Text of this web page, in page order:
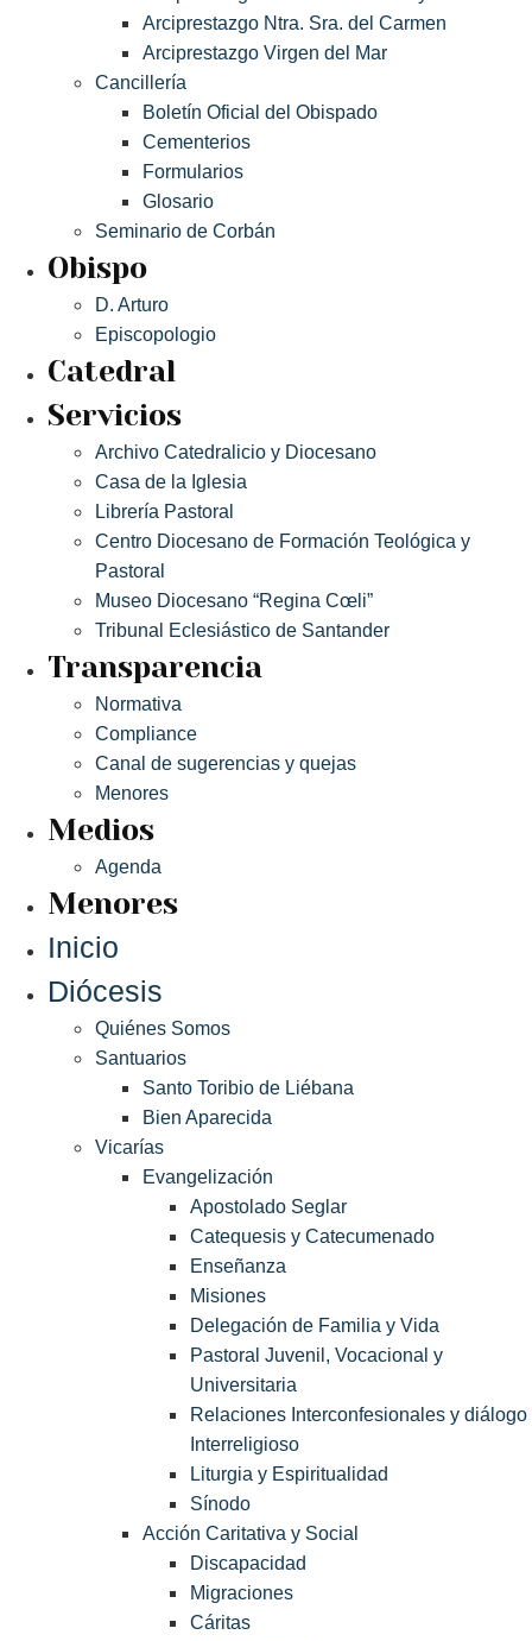
Arciprestazgo Ntra. Sra. del Carmen
Arciprestazgo Virgen del Mar
Cancillería
Boletín Oficial del Obispado
Cementerios
Formularios
Glosario
Seminario de Corbán
Obispo
D. Arturo
Episcopologio
Catedral
Servicios
Archivo Catedralicio y Diocesano
Casa de la Iglesia
Librería Pastoral
Centro Diocesano de Formación Teológica y
Pastoral
Museo Diocesano “Regina Cœli”
Tribunal Eclesiástico de Santander
Transparencia
Normativa
Compliance
Canal de sugerencias y quejas
Menores
Medios
Agenda
Menores
Inicio
Diócesis
Quiénes Somos
Santuarios
Santo Toribio de Liébana
Bien Aparecida
Vicarías
Evangelización
Apostolado Seglar
Catequesis y Catecumenado
Enseñanza
Misiones
Delegación de Familia y Vida
Pastoral Juvenil, Vocacional y
Universitaria
Relaciones Interconfesionales y diálogo
Interreligioso
Liturgia y Espiritualidad
Sínodo
Acción Caritativa y Social
Discapacidad
Migraciones
Cáritas